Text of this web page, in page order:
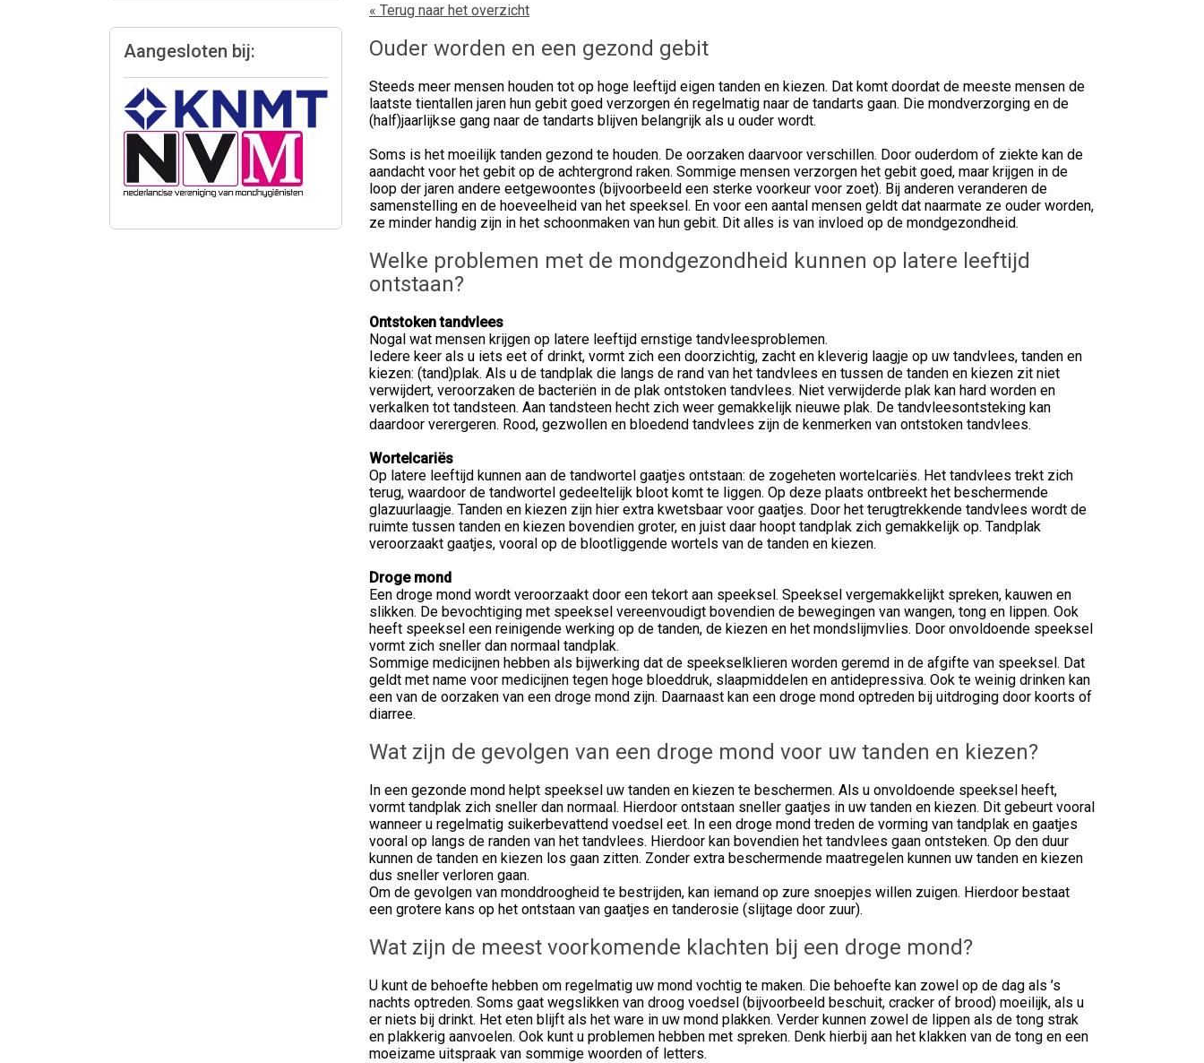
« Terug naar het overzicht
Ouder worden en een gezond gebit
Steeds meer mensen houden tot op hoge leeftijd eigen tanden en kiezen. Dat komt doordat de meeste mensen de
laatste tientallen jaren hun gebit goed verzorgen én regelmatig naar de tandarts gaan. Die mondverzorging en de
(half)jaarlijkse gang naar de tandarts blijven belangrijk als u ouder wordt.
Soms is het moeilijk tanden gezond te houden. De oorzaken daarvoor verschillen. Door ouderdom of ziekte kan de
aandacht voor het gebit op de achtergrond raken. Sommige mensen verzorgen het gebit goed, maar krijgen in de
loop der jaren andere eetgewoontes (bijvoorbeeld een sterke voorkeur voor zoet). Bij anderen veranderen de
samenstelling en de hoeveelheid van het speeksel. En voor een aantal mensen geldt dat naarmate ze ouder worden,
ze minder handig zijn in het schoonmaken van hun gebit. Dit alles is van invloed op de mondgezondheid.
Welke problemen met de mondgezondheid kunnen op latere leeftijd
ontstaan?
Ontstoken tandvlees
Nogal wat mensen krijgen op latere leeftijd ernstige tandvleesproblemen.
Iedere keer als u iets eet of drinkt, vormt zich een doorzichtig, zacht en kleverig laagje op uw tandvlees, tanden en
kiezen: (tand)plak. Als u de tandplak die langs de rand van het tandvlees en tussen de tanden en kiezen zit niet
verwijdert, veroorzaken de bacteriën in de plak ontstoken tandvlees. Niet verwijderde plak kan hard worden en
verkalken tot tandsteen. Aan tandsteen hecht zich weer gemakkelijk nieuwe plak. De tandvleesontsteking kan
daardoor verergeren. Rood, gezwollen en bloedend tandvlees zijn de kenmerken van ontstoken tandvlees.
Wortelcariës
Op latere leeftijd kunnen aan de tandwortel gaatjes ontstaan: de zogeheten wortelcariës. Het tandvlees trekt zich
terug, waardoor de tandwortel gedeeltelijk bloot komt te liggen. Op deze plaats ontbreekt het beschermende
glazuurlaagje. Tanden en kiezen zijn hier extra kwetsbaar voor gaatjes. Door het terugtrekkende tandvlees wordt de
ruimte tussen tanden en kiezen bovendien groter, en juist daar hoopt tandplak zich gemakkelijk op. Tandplak
veroorzaakt gaatjes, vooral op de blootliggende wortels van de tanden en kiezen.
Droge mond
Een droge mond wordt veroorzaakt door een tekort aan speeksel. Speeksel vergemakkelijkt spreken, kauwen en
slikken. De bevochtiging met speeksel vereenvoudigt bovendien de bewegingen van wangen, tong en lippen. Ook
heeft speeksel een reinigende werking op de tanden, de kiezen en het mondslijmvlies. Door onvoldoende speeksel
vormt zich sneller dan normaal tandplak.
Sommige medicijnen hebben als bijwerking dat de speekselklieren worden geremd in de afgifte van speeksel. Dat
geldt met name voor medicijnen tegen hoge bloeddruk, slaapmiddelen en antidepressiva. Ook te weinig drinken kan
een van de oorzaken van een droge mond zijn. Daarnaast kan een droge mond optreden bij uitdroging door koorts of
diarree.
Wat zijn de gevolgen van een droge mond voor uw tanden en kiezen?
In een gezonde mond helpt speeksel uw tanden en kiezen te beschermen. Als u onvoldoende speeksel heeft,
vormt tandplak zich sneller dan normaal. Hierdoor ontstaan sneller gaatjes in uw tanden en kiezen. Dit gebeurt vooral
wanneer u regelmatig suikerbevattend voedsel eet. In een droge mond treden de vorming van tandplak en gaatjes
vooral op langs de randen van het tandvlees. Hierdoor kan bovendien het tandvlees gaan ontsteken. Op den duur
kunnen de tanden en kiezen los gaan zitten. Zonder extra beschermende maatregelen kunnen uw tanden en kiezen
dus sneller verloren gaan.
Om de gevolgen van monddroogheid te bestrijden, kan iemand op zure snoepjes willen zuigen. Hierdoor bestaat
een grotere kans op het ontstaan van gaatjes en tanderosie (slijtage door zuur).
Wat zijn de meest voorkomende klachten bij een droge mond?
U kunt de behoefte hebben om regelmatig uw mond vochtig te maken. Die behoefte kan zowel op de dag als ’s
nachts optreden. Soms gaat wegslikken van droog voedsel (bijvoorbeeld beschuit, cracker of brood) moeilijk, als u
er niets bij drinkt. Het eten blijft als het ware in uw mond plakken. Verder kunnen zowel de lippen als de tong strak
en plakkerig aanvoelen. Ook kunt u problemen hebben met spreken. Denk hierbij aan het klakken van de tong en een
moeizame uitspraak van sommige woorden of letters.
Aangesloten bij: